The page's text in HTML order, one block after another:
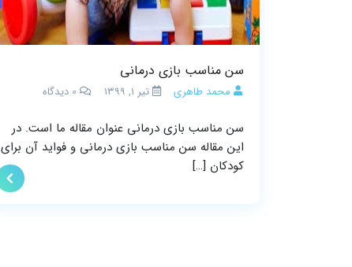
سن مناسب بازی درمانی
محمد طاهری تیر ۱, ۱۳۹۹ 0 دیدگاه
سن مناسب بازی درمانی عنوان مقاله ما است. در
این مقاله سن مناسب بازی درمانی و فواید آن برای
کودکان […]